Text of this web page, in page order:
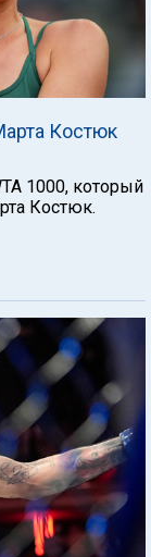
Костюк
1000, который
Костюк.